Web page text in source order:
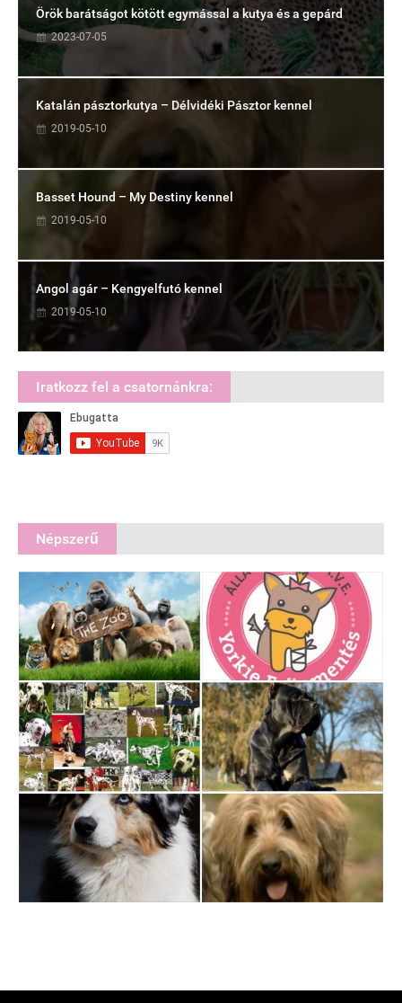
Örök barátságot kötött egymással a kutya és a gepárd
2023-07-05
Katalán pásztorkutya – Délvidéki Pásztor kennel
2019-05-10
Basset Hound – My Destiny kennel
2019-05-10
Angol agár – Kengyelfutó kennel
2019-05-10
Iratkozz fel a csatornánkra:
Népszerű